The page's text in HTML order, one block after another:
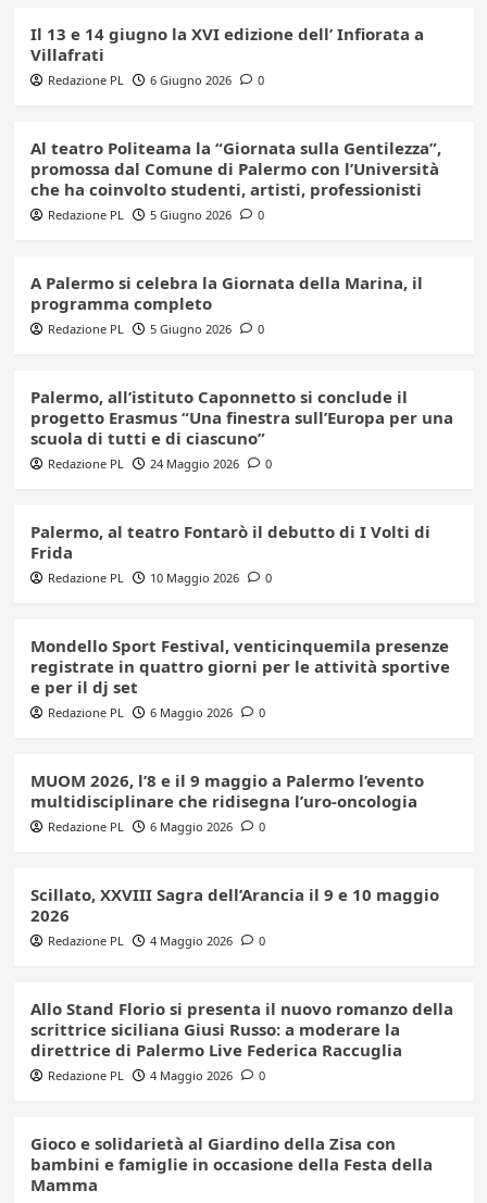
Il 13 e 14 giugno la XVI edizione dell’ Infiorata a
Villafrati
Redazione PL 6 Giugno 2026 0
Al teatro Politeama la “Giornata sulla Gentilezza”,
promossa dal Comune di Palermo con l’Università
che ha coinvolto studenti, artisti, professionisti
Redazione PL 5 Giugno 2026 0
A Palermo si celebra la Giornata della Marina, il
programma completo
Redazione PL 5 Giugno 2026 0
Palermo, all’istituto Caponnetto si conclude il
progetto Erasmus “Una finestra sull’Europa per una
scuola di tutti e di ciascuno”
Redazione PL 24 Maggio 2026 0
Palermo, al teatro Fontarò il debutto di I Volti di
Frida
Redazione PL 10 Maggio 2026 0
Mondello Sport Festival, venticinquemila presenze
registrate in quattro giorni per le attività sportive
e per il dj set
Redazione PL 6 Maggio 2026 0
MUOM 2026, l’8 e il 9 maggio a Palermo l’evento
multidisciplinare che ridisegna l’uro-oncologia
Redazione PL 6 Maggio 2026 0
Scillato, XXVIII Sagra dell’Arancia il 9 e 10 maggio
2026
Redazione PL 4 Maggio 2026 0
Allo Stand Florio si presenta il nuovo romanzo della
scrittrice siciliana Giusi Russo: a moderare la
direttrice di Palermo Live Federica Raccuglia
Redazione PL 4 Maggio 2026 0
Gioco e solidarietà al Giardino della Zisa con
bambini e famiglie in occasione della Festa della
Mamma